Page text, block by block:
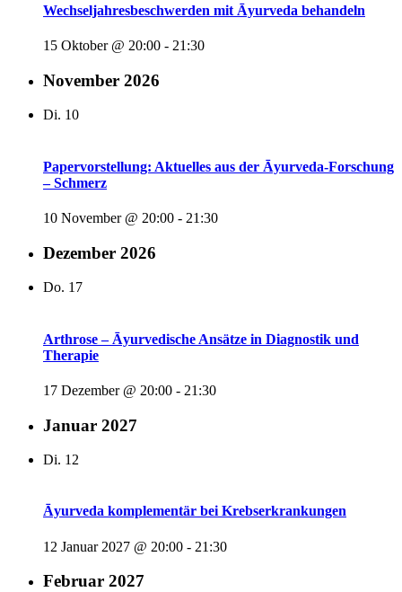
Wechseljahresbeschwerden mit Āyurveda behandeln
15 Oktober @ 20:00 - 21:30
November 2026
Di. 10
Papervorstellung: Aktuelles aus der Āyurveda-Forschung
– Schmerz
10 November @ 20:00 - 21:30
Dezember 2026
Do. 17
Arthrose – Āyurvedische Ansätze in Diagnostik und
Therapie
17 Dezember @ 20:00 - 21:30
Januar 2027
Di. 12
Āyurveda komplementär bei Krebserkrankungen
12 Januar 2027 @ 20:00 - 21:30
Februar 2027